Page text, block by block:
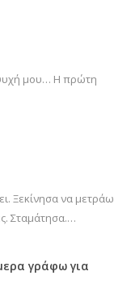
μου… Η πρώτη
Ξεκίνησα να μετράω
Σταμάτησα.…
γράφω για